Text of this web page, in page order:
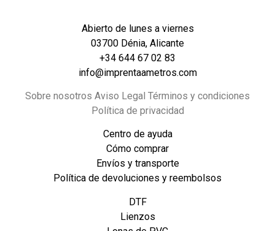
Abierto de lunes a viernes
03700 Dénia, Alicante
+34 644 67 02 83
info@imprentaametros.com
Sobre nosotros Aviso Legal Términos y condiciones
Política de privacidad
Centro de ayuda
Cómo comprar
Envíos y transporte
Política de devoluciones y reembolsos
DTF
Lienzos